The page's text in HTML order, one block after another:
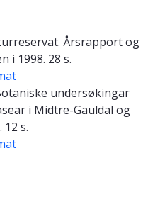
Årsrapport og
i 1998. 28 s.
undersøkingar
i Midtre-Gauldal og
s.